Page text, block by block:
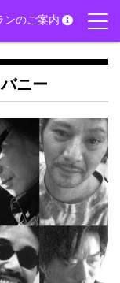
ンのご案内
ニー